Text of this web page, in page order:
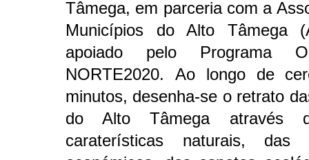
Tâmega, em parceria com a
Municípios do Alto Tâmega
apoiado pelo Programa
NORTE2020. Ao longo de
minutos, desenha-se o retrato
do Alto Tâmega através
caraterísticas naturais, das